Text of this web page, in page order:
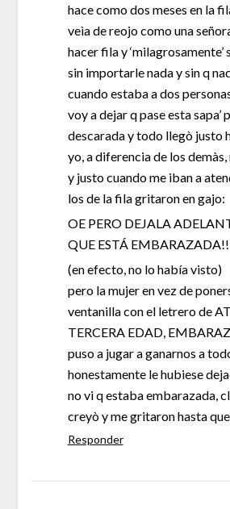
hace como dos meses en la
veìa de reojo como una
hacer fila y
sin importarle nada y sin q
cuando estaba a dos
voy a dejar q pase esta sapa’
descarada y todo llegò justo
yo, a diferencia de los
y justo cuando me iban a
los de la fila gritaron en gajo:
OE PERO DEJALA
QUE ESTÁ
(en efecto, no lo había visto)
pero la mujer en vez de
ventanilla con el letrero de
TERCERA EDAD,
puso a jugar a ganarnos a
honestamente le hubiese
no vi q estaba embarazada,
creyò y me gritaron hasta
Responder